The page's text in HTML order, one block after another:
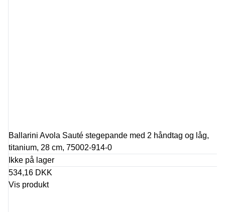
Ballarini Avola Sauté stegepande med 2 håndtag og låg,
titanium, 28 cm, 75002-914-0
Ikke på lager
534,16 DKK
Vis produkt